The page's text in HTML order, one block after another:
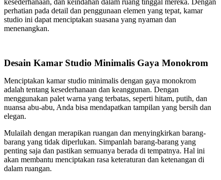
perhatian pada detail dan penggunaan elemen yang tepat, kamar
studio ini dapat menciptakan suasana yang nyaman dan
menenangkan.
Desain Kamar Studio Minimalis Gaya Monokrom
Menciptakan kamar studio minimalis dengan gaya monokrom
adalah tentang kesederhanaan dan keanggunan. Dengan
menggunakan palet warna yang terbatas, seperti hitam, putih, dan
nuansa abu-abu, Anda bisa mendapatkan tampilan yang bersih dan
elegan.
Mulailah dengan merapikan ruangan dan menyingkirkan barang-
barang yang tidak diperlukan. Simpanlah barang-barang yang
penting saja dan pastikan semuanya berada di tempatnya. Hal ini
akan membantu menciptakan rasa keteraturan dan ketenangan di
dalam ruangan.